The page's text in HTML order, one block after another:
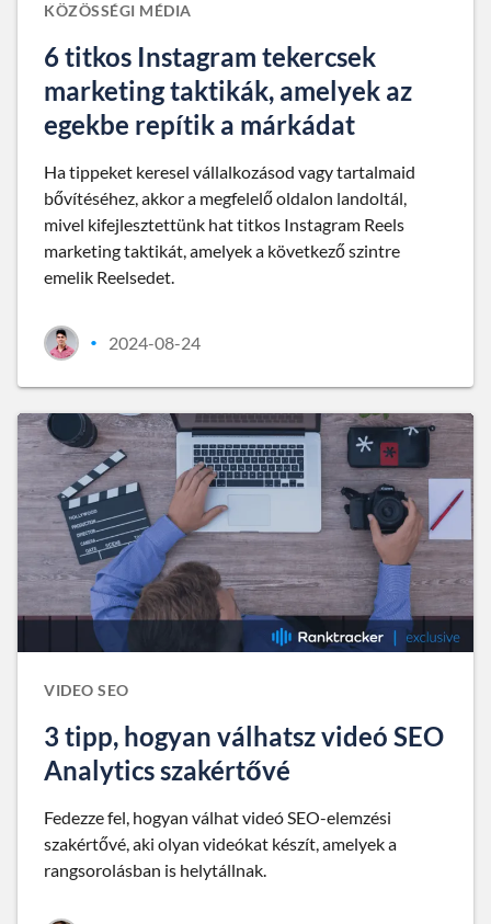
KÖZÖSSÉGI MÉDIA
6 titkos Instagram tekercsek
marketing taktikák, amelyek az
egekbe repítik a márkádat
Ha tippeket keresel vállalkozásod vagy tartalmaid
bővítéséhez, akkor a megfelelő oldalon landoltál,
mivel kifejlesztettünk hat titkos Instagram Reels
marketing taktikát, amelyek a következő szintre
emelik Reelsedet.
• 2024-08-24
VIDEO SEO
3 tipp, hogyan válhatsz videó SEO
Analytics szakértővé
Fedezze fel, hogyan válhat videó SEO-elemzési
szakértővé, aki olyan videókat készít, amelyek a
rangsorolásban is helytállnak.